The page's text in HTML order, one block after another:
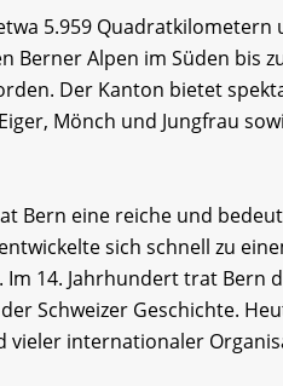
5.959
Berner Alpen im Süden bis
Der Kanton bietet
Mönch und Jungfrau
Bern eine reiche und
sich schnell zu
14. Jahrhundert trat Bern
Schweizer Geschichte.
vieler internationaler